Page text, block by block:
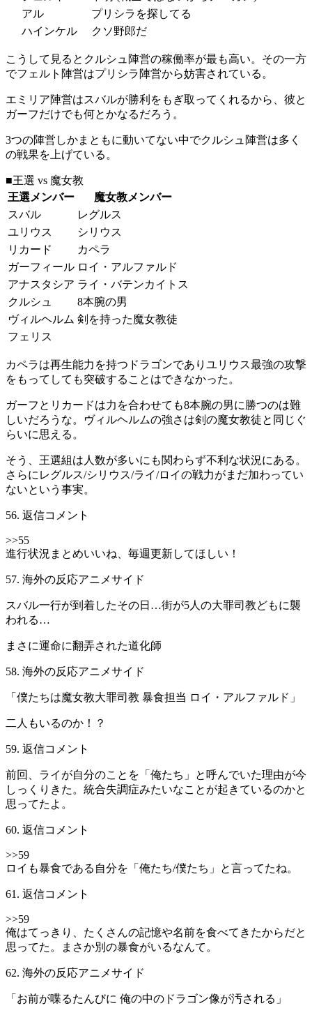
アル
プリシラを探してる
ハインケル
クソ野郎だ
こうして見るとクルシュ陣営の稼働率が最も高い。その一方
でフェルト陣営はプリシラ陣営から妨害されている。
エミリア陣営はスバルが勝利をもぎ取ってくれるから、彼と
ガーフだけでも何とかなるだろう。
3つの陣営しかまともに動いてない中でクルシュ陣営は多く
の戦果を上げている。
■王選 vs 魔女教
王選メンバー
魔女教メンバー
スバル
レグルス
ユリウス
シリウス
リカード
カペラ
ガーフィール ロイ・アルファルド
アナスタシア ライ・バテンカイトス
クルシュ
8本腕の男
ヴィルヘルム 剣を持った魔女教徒
フェリス
カペラは再生能力を持つドラゴンでありユリウス最強の攻撃
をもってしても突破することはできなかった。
ガーフとリカードは力を合わせても8本腕の男に勝つのは難
しいだろうな。ヴィルヘルムの強さは剣の魔女教徒と同じぐ
らいに思える。
そう、王選組は人数が多いにも関わらず不利な状況にある。
さらにレグルス/シリウス/ライ/ロイの戦力がまだ加わってい
ないという事実。
56. 返信コメント
>>55
進行状況まとめいいね、毎週更新してほしい！
57. 海外の反応アニメサイド
スバル一行が到着したその日…街が5人の大罪司教どもに襲
われる…
まさに運命に翻弄された道化師
58. 海外の反応アニメサイド
「僕たちは魔女教大罪司教 暴食担当 ロイ・アルファルド」
二人もいるのか！？
59. 返信コメント
前回、ライが自分のことを「俺たち」と呼んでいた理由が今
しっくりきた。統合失調症みたいなことが起きているのかと
思ってたよ。
60. 返信コメント
>>59
ロイも暴食である自分を「俺たち/僕たち」と言ってたね。
61. 返信コメント
>>59
俺はてっきり、たくさんの記憶や名前を食べてきたからだと
思ってた。まさか別の暴食がいるなんて。
62. 海外の反応アニメサイド
「お前が喋るたんびに 俺の中のドラゴン像が汚される」